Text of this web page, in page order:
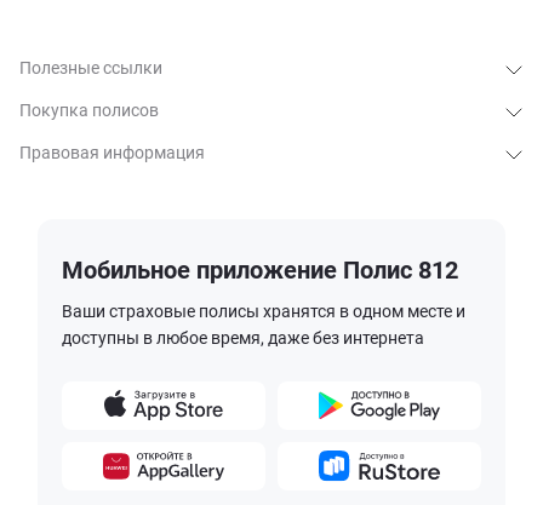
Полезные ссылки
Покупка полисов
Правовая информация
Мобильное приложение Полис 812
Ваши страховые полисы хранятся в одном месте и
доступны в любое время, даже без интернета